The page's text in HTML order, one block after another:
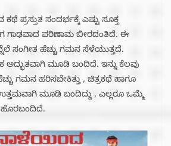
ಪ್ರಸ್ತುತ ಸಂದರ್ಭಕ್ಕೆ ಎಷ್ಟು ಸೂಕ್ತ
ಗಾಢವಾದ ಪರಿಣಾಮ ಬೀರದಂತಿದೆ. ಈ
ಸಂಗೀತ ಹೆಚ್ಚು ಗಮನ ಸೆಳೆಯುತ್ತದೆ.
ಅದ್ಭುತವಾಗಿ ಮೂಡಿ ಬಂದಿದೆ. ಇನ್ನು ಕೆಲವು
ಗಮನ ಹರಿಸಬೇಕಿತ್ತು , ಚಿತ್ರಕಥೆ ಹಾಗೂ
ಮೂಡಿ ಬಂದಿದ್ದು , ಎಲ್ಲರೂ ಒಮ್ಮೆ
ಹೊರಬಂದಿದೆ.